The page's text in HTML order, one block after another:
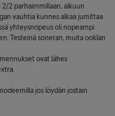
2 parhaimmillaan, alkuun
vauhtia kunnes alkaa jumittaa
yhteysnopeus oli nopeampi
Testeinä soneran, muita ooklan
ovat lähes
jos löydän jostain